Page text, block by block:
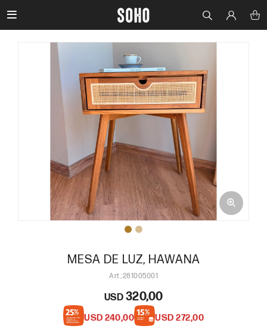

MESA DE LUZ, HAWANA
281005001
USD 320,00
USD 240,00 USD 272,00